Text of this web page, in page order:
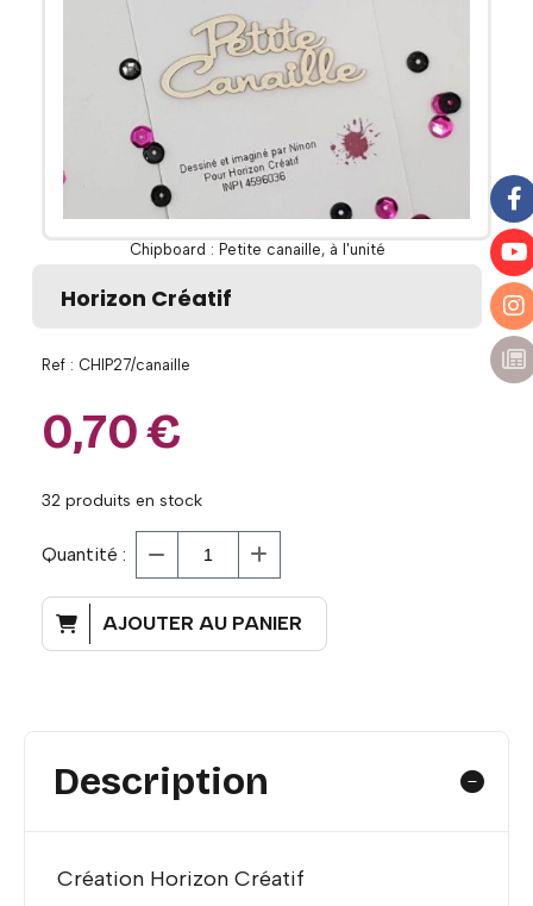
Chipboard : Petite canaille, à l'unité
Horizon Créatif
Ref : CHIP27/canaille
0,70€
32 produits en stock
Quantité :
AJOUTER AU PANIER
Description
Création Horizon Créatif